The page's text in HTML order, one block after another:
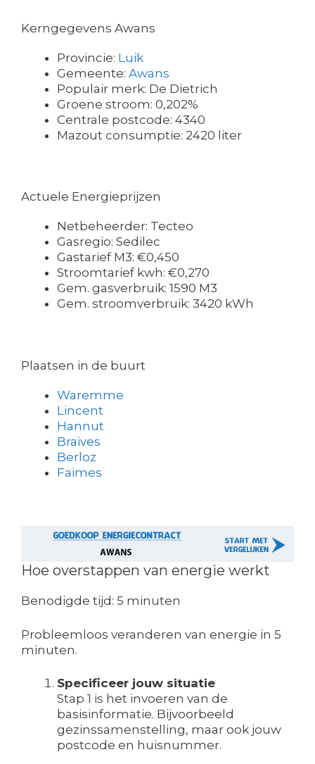
Kerngegevens Awans
Provincie: Luik
Gemeente: Awans
Populair merk: De Dietrich
Groene stroom: 0,202%
Centrale postcode: 4340
Mazout consumptie: 2420 liter
Actuele Energieprijzen
Netbeheerder: Tecteo
Gasregio: Sedilec
Gastarief M3: €0,450
Stroomtarief kwh: €0,270
Gem. gasverbruik: 1590 M3
Gem. stroomverbruik: 3420 kWh
Plaatsen in de buurt
Waremme
Lincent
Hannut
Braives
Berloz
Faimes
Hoe overstappen van energie werkt
Benodigde tijd: 5 minuten
Probleemloos veranderen van energie in 5
minuten.
Specificeer jouw situatie
Stap 1 is het invoeren van de
basisinformatie. Bijvoorbeeld
gezinssamenstelling, maar ook jouw
postcode en huisnummer.